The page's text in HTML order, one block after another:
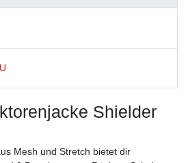
Shielder
Mesh und Stretch bietet dir